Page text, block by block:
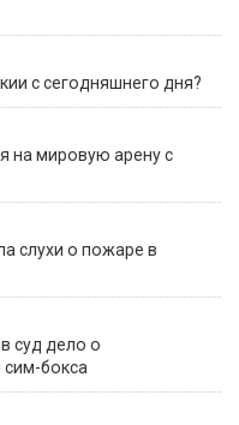
с сегодняшнего дня?
на мировую арену с
слухи о пожаре в
суд дело о
бокса